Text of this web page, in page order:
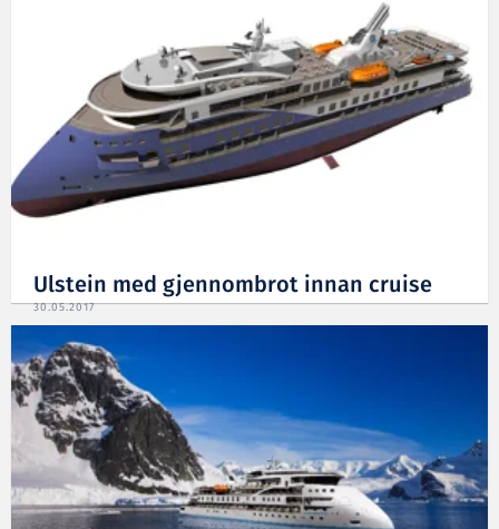
Ulstein med gjennombrot innan cruise
30.05.2017